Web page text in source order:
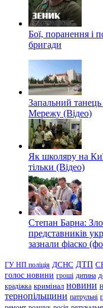
Бої, поранення і
бригади
Запальний
Мережу (Відео)
Як школяру на
тільки (Відео)
Степан Барна:
представників
зазнали фіаско
ГУ НП поліція ДСНС ДТП
голос новини гроші дитина
крадіжка кримінал новини
тернопільщини патрульні